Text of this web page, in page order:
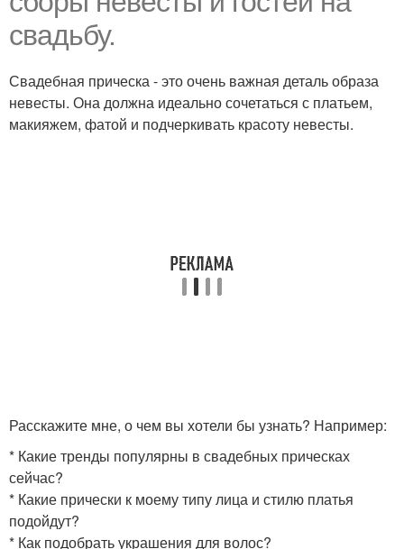
свадьбу.
Свадебная прическа - это очень важная деталь образа
невесты. Она должна идеально сочетаться с платьем,
макияжем, фатой и подчеркивать красоту невесты.
Расскажите мне, о чем вы хотели бы узнать? Например:
* Какие тренды популярны в свадебных прическах
сейчас?
* Какие прически к моему типу лица и стилю платья
подойдут?
* Как подобрать украшения для волос?